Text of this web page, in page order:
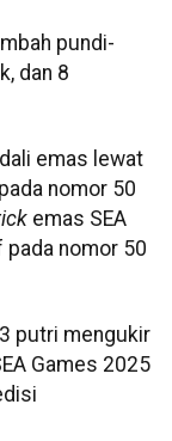
pundi-
dan 8
emas lewat
nomor 50
emas SEA
pada nomor 50
putri mengukir
Games 2025